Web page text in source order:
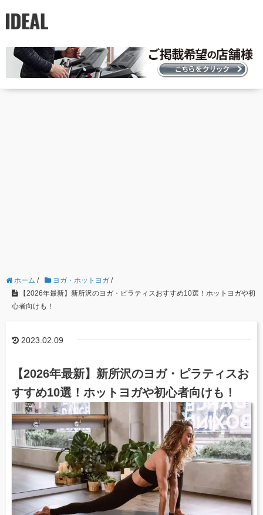
ホーム / ヨガ・ホットヨガ /
【2026年最新】新所沢のヨガ・ピラティスおすすめ10選！ホットヨガや初
心者向けも！
2023.02.09
【2026年最新】新所沢のヨガ・ピラティスお
すすめ10選！ホットヨガや初心者向けも！